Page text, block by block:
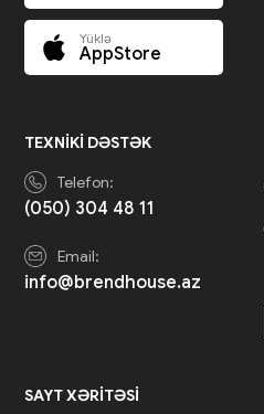
Yüklə
AppStore
TEXNIKI DƏSTƏK
Telefon:
(050) 304 48 11
Email:
info@brendhouse.az
SAYT XƏRITƏSI